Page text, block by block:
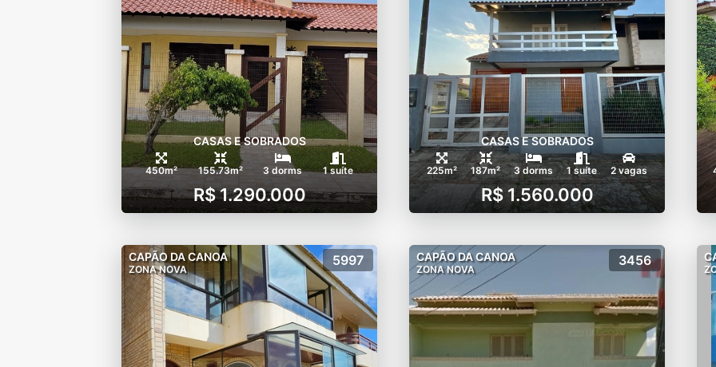
CASAS E SOBRADOS
450m² 155.73m² 3 dorms 1 suíte
R$ 1.290.000
CASAS E SOBRADOS
225m² 187m² 3 dorms 1 suíte 2 vagas
R$ 1.560.000
CAPÃO DA CANOA
ZONA NOVA
5997 CAPÃO DA CANOA
ZONA NOVA
3456